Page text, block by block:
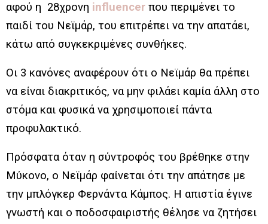
αφού η 28χρονη influencer που περιμένει το
παιδί του Νεϊμάρ, του επιτρέπει να την απατάει,
κάτω από συγκεκριμένες συνθήκες.
Οι 3 κανόνες αναφέρουν ότι ο Νεϊμάρ θα πρέπει
να είναι διακριτικός, να μην φιλάει καμία άλλη στο
στόμα και φυσικά να χρησιμοποιεί πάντα
προφυλακτικό.
Πρόσφατα όταν η σύντροφός του βρέθηκε στην
Μύκονο, ο Νεϊμάρ φαίνεται ότι την απάτησε με
την μπλόγκερ Φερνάντα Κάμπος. Η απιστία έγινε
γνωστή και ο ποδοσφαιριστής θέλησε να ζητήσει